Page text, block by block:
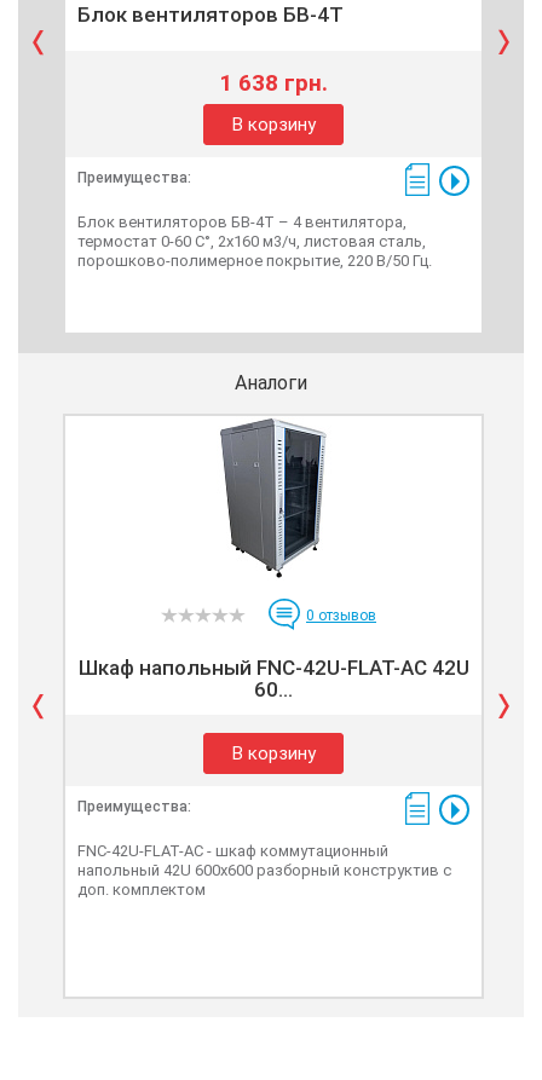
Блок вентиляторов БВ-4Т
1 638 грн.
В корзину
Преимущества:
Блок вентиляторов БВ-4Т – 4 вентилятора,
термостат 0-60 С°, 2х160 м3/ч, листовая сталь,
порошково-полимерное покрытие, 220 В/50 Гц.
Аналоги
0 отзывов
Шкаф напольный FNC-42U-FLAT-AC 42U
60...
В корзину
Преимущества:
FNC-42U-FLAT-AC - шкаф коммутационный
напольный 42U 600x600 разборный конструктив с
доп. комплектом